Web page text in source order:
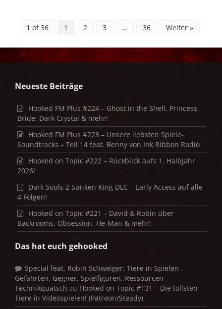
1 of 36 1 2 3 … 36 Weiter »
Neueste Beiträge
Hooked FM Plus #224 – Ghost in the Shell, Princess
Bride, Dark Crystal & mehr!
Hooked FM Plus #223 – Unsere liebsten Spiele-
Soundtracks – Teil 14 feat. Benny von Ink Ribbon Radio
Hooked on Topic #222 – Rückblick aufs 1. Halbjahr
2026!
Dark Souls 2 Sunken King DLC – Early Access auf alle
4 Folgen!
Hooked on Topic #221 – David & Robin über
Backrooms, Obsession, He-Man & mehr!
Das hat euch gehooked
Special feat. Robin Schweiger: Tiere in Spielen -
Gefährten, Gegner, Spielfiguren, Ressourcen -
Technikquatsch zu Hooked on Topic #131 – Die tollsten
Tiere in Videospielen! (Patreon/Steady)